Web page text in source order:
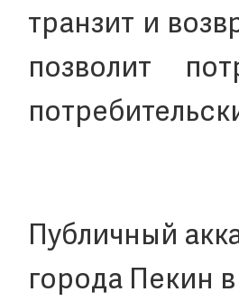
транзит и
позволит
Публичный
города Пекин